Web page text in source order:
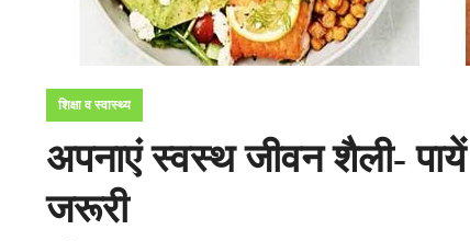
शिक्षा व स्वास्थ्य
अपनाएं स्वस्थ जीवन शैली-
जरूरी